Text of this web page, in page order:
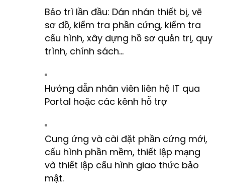
Bảo trì lần đầu: Dán nhán thiết bị, vẽ
sơ đồ, kiểm tra phần cứng, kiểm tra
cấu hình, xây dựng hồ sơ quản trị, quy
trình, chính sách…
Hướng dẫn nhân viên liên hệ IT qua
Portal hoặc các kênh hỗ trợ
Cung ứng và cài đặt phần cứng mới,
cấu hình phần mềm, thiết lập mạng
và thiết lập cấu hình giao thức bảo
mật.